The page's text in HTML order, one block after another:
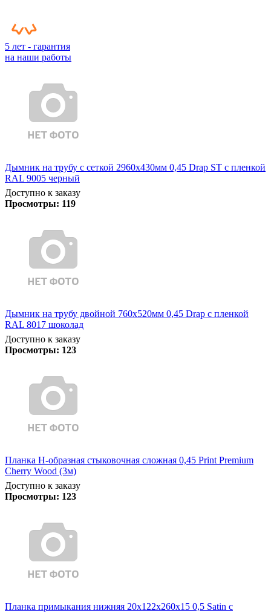
5 лет - гарантия
на наши работы
Дымник на трубу с сеткой 2960х430мм 0,45 Drap ST с пленкой
RAL 9005 черный
Доступно к заказу
Просмотры: 119
Дымник на трубу двойной 760х520мм 0,45 Drap с пленкой
RAL 8017 шоколад
Доступно к заказу
Просмотры: 123
Планка Н-образная стыковочная сложная 0,45 Print Premium
Cherry Wood (3м)
Доступно к заказу
Просмотры: 123
Планка примыкания нижняя 20х122х260х15 0,5 Satin с